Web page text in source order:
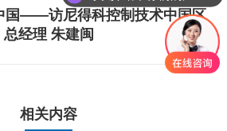
文
章：
下
一
国——访尼得科控制技术中国区
总经理 朱建闽
相关内容